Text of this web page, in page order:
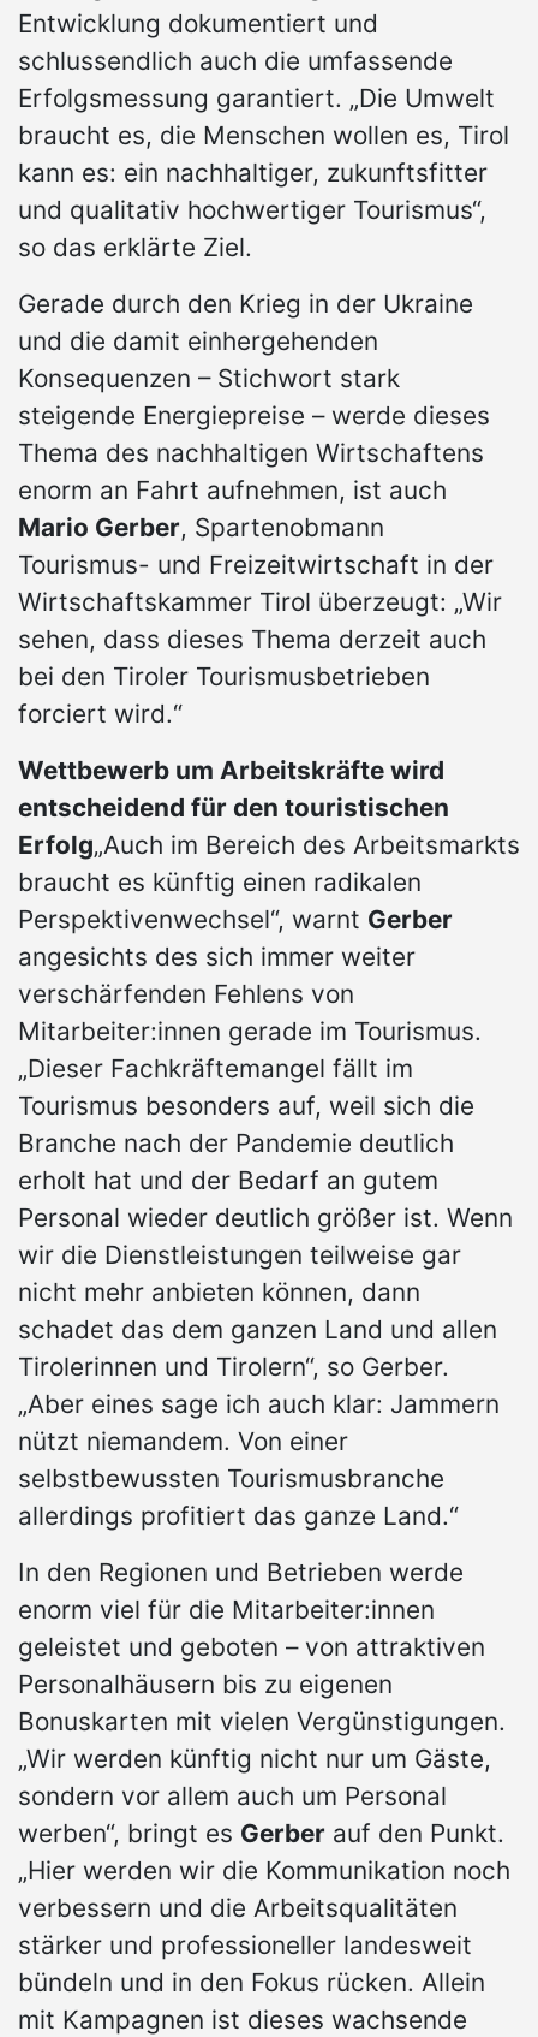
Entwicklung dokumentiert und
schlussendlich auch die umfassende
Erfolgsmessung garantiert. „Die Umwelt
braucht es, die Menschen wollen es, Tirol
kann es: ein nachhaltiger, zukunftsfitter
und qualitativ hochwertiger Tourismus“,
so das erklärte Ziel.
Gerade durch den Krieg in der Ukraine
und die damit einhergehenden
Konsequenzen – Stichwort stark
steigende Energiepreise – werde dieses
Thema des nachhaltigen Wirtschaftens
enorm an Fahrt aufnehmen, ist auch
Mario Gerber, Spartenobmann
Tourismus- und Freizeitwirtschaft in der
Wirtschaftskammer Tirol überzeugt: „Wir
sehen, dass dieses Thema derzeit auch
bei den Tiroler Tourismusbetrieben
forciert wird.“
Wettbewerb um Arbeitskräfte wird
entscheidend für den touristischen
Erfolg„Auch im Bereich des Arbeitsmarkts
braucht es künftig einen radikalen
Perspektivenwechsel“, warnt Gerber
angesichts des sich immer weiter
verschärfenden Fehlens von
Mitarbeiter:innen gerade im Tourismus.
„Dieser Fachkräftemangel fällt im
Tourismus besonders auf, weil sich die
Branche nach der Pandemie deutlich
erholt hat und der Bedarf an gutem
Personal wieder deutlich größer ist. Wenn
wir die Dienstleistungen teilweise gar
nicht mehr anbieten können, dann
schadet das dem ganzen Land und allen
Tirolerinnen und Tirolern“, so Gerber.
„Aber eines sage ich auch klar: Jammern
nützt niemandem. Von einer
selbstbewussten Tourismusbranche
allerdings profitiert das ganze Land.“
In den Regionen und Betrieben werde
enorm viel für die Mitarbeiter:innen
geleistet und geboten – von attraktiven
Personalhäusern bis zu eigenen
Bonuskarten mit vielen Vergünstigungen.
„Wir werden künftig nicht nur um Gäste,
sondern vor allem auch um Personal
werben“, bringt es Gerber auf den Punkt.
„Hier werden wir die Kommunikation noch
verbessern und die Arbeitsqualitäten
stärker und professioneller landesweit
bündeln und in den Fokus rücken. Allein
mit Kampagnen ist dieses wachsende